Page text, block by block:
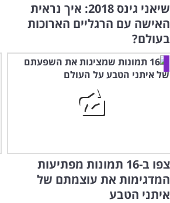
שיאני גינס 2018: איך נראית
האישה עם הרגליים הארוכות
בעולם?
צפו ב-16 תמונות מפתיעות
המדגימות את עוצמתם של
איתני הטבע